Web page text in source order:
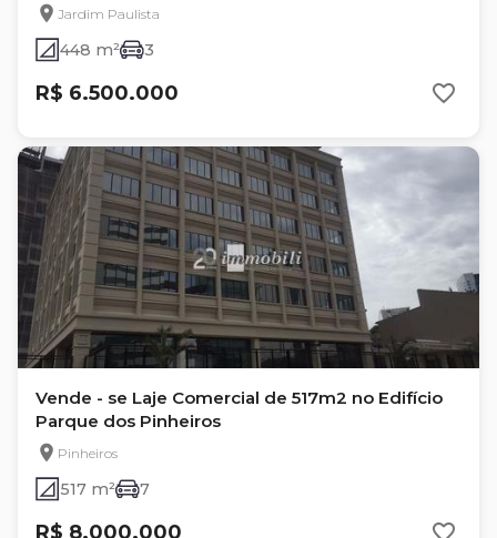
Jardim Paulista
448 m² 3
R$ 6.500.000
Vende - se Laje Comercial de 517m2 no Edifício
Parque dos Pinheiros
Pinheiros
517 m² 7
R$ 8.000.000